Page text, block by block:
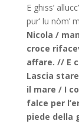
E ghiss’
pur’ lu nòm’
Nicola /
croce
affare. // E
Lascia
il mare / I
falce per
piede della